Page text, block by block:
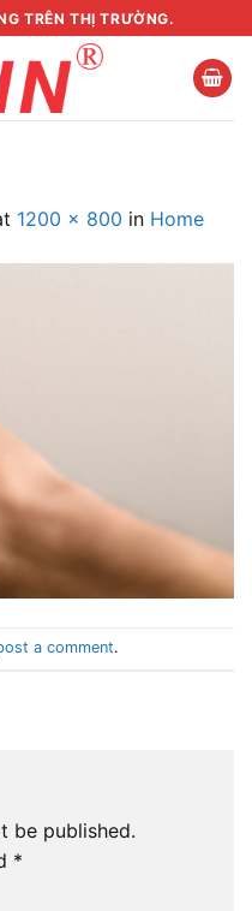
TRÊN THỊ TRƯỜNG.
1200 × 800 in Home
a comment.
be published.
*